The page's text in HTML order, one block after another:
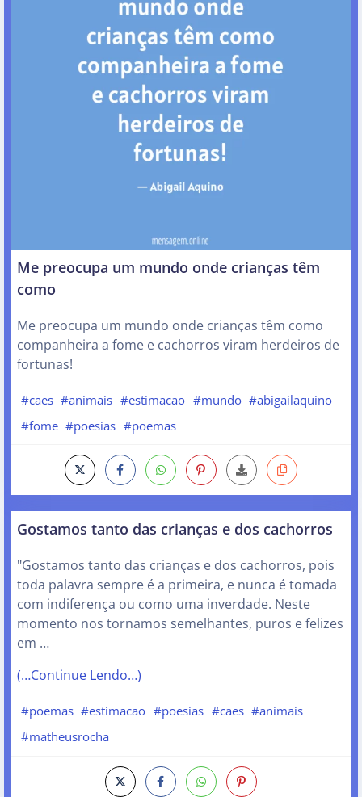
Me preocupa um mundo onde crianças têm
como
Me preocupa um mundo onde crianças têm como
companheira a fome e cachorros viram herdeiros de
fortunas!
#caes #animais #estimacao #mundo #abigailaquino
#fome #poesias #poemas
Gostamos tanto das crianças e dos cachorros
"Gostamos tanto das crianças e dos cachorros, pois
toda palavra sempre é a primeira, e nunca é tomada
com indiferença ou como uma inverdade. Neste
momento nos tornamos semelhantes, puros e felizes
em …
(…Continue Lendo…)
#poemas #estimacao #poesias #caes #animais
#matheusrocha